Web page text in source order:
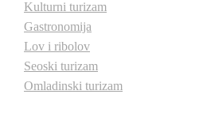
Kulturni turizam
Gastronomija
Lov i ribolov
Seoski turizam
Omladinski turizam